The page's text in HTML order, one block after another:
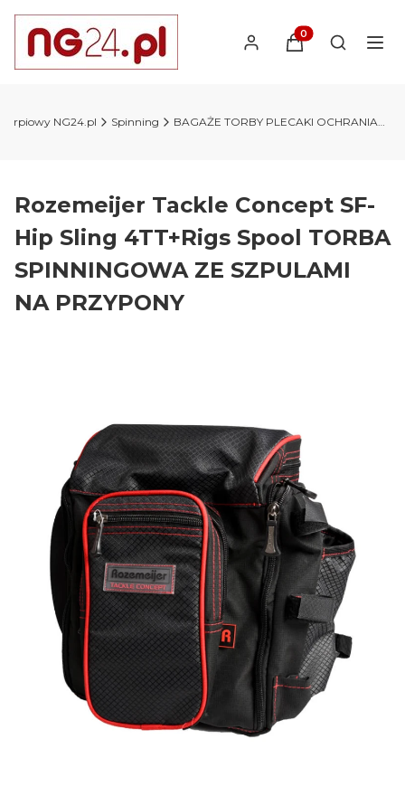
Produkty w
Otwórz
karpiowy NG24.pl Spinning BAGAŻE TORBY PLECAKI OCHRANIACZE
Rozemeijer Tackle Concept SF-
Hip Sling 4TT+Rigs Spool TORBA
SPINNINGOWA ZE SZPULAMI
NA PRZYPONY